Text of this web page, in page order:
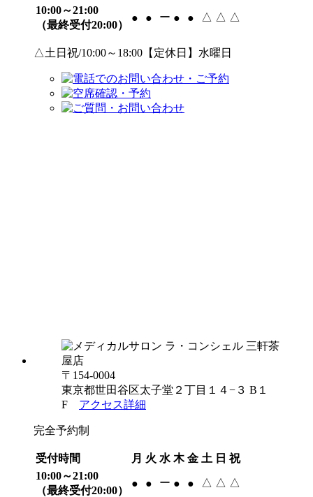
10:00～21:00
（最終受付20:00）
● ● ー ● ● △ △ △
△土日祝/10:00～18:00【定休日】水曜日
〒154-0004
東京都世田谷区太子堂２丁目１４−３ B１
F アクセス詳細
完全予約制
受付時間 月 火 水 木 金 土 日 祝
10:00～21:00
（最終受付20:00）
● ● ー ● ● △ △ △